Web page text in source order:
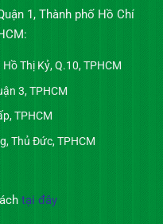
1, Thành phố Hồ Chí
Thị Kỷ, Q.10, TPHCM
3, TPHCM
TPHCM
Thủ Đức, TPHCM
tại đây